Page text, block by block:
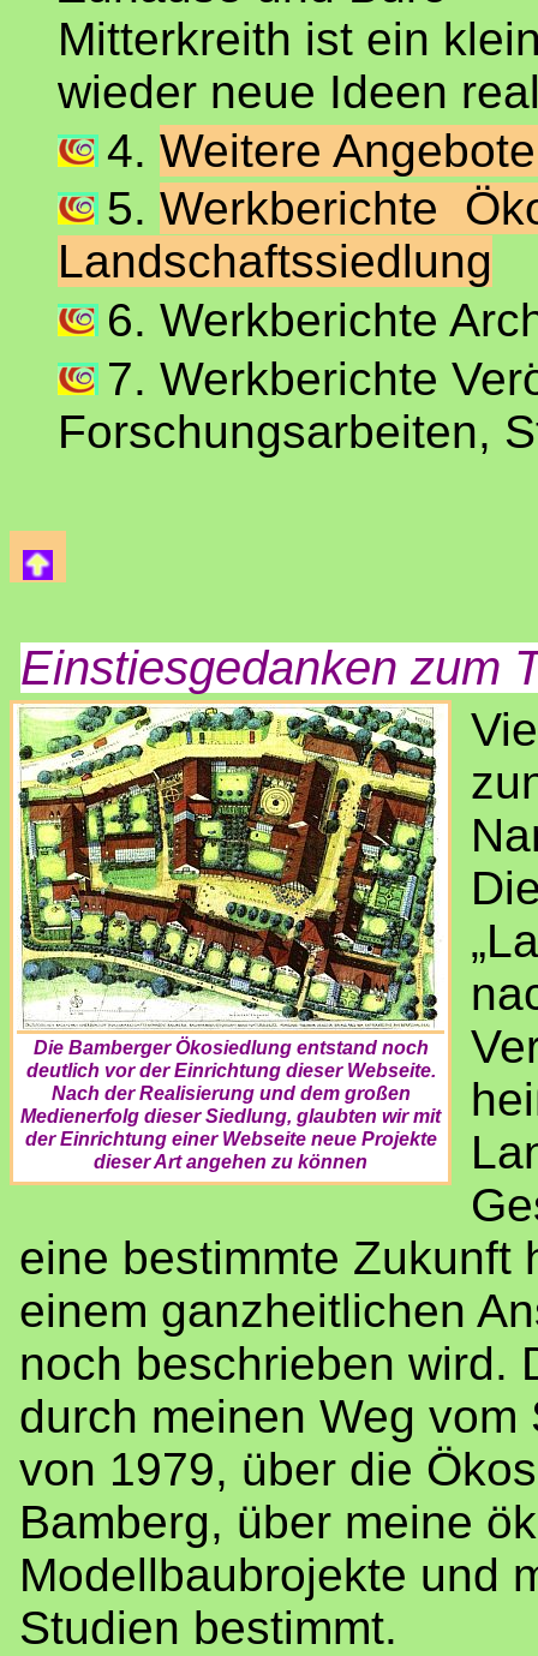
Mitterkreith ist ein
wieder neue Ideen
4. Weitere
5. Werkberichte
Landschaftssiedlung
6. Werkberichte
7. Werkberichte
Forschungsarbeiten,
Einstiesgedanken zum
Die Bamberger Ökosiedlung entstand noch
deutlich vor der Einrichtung dieser Webseite.
Nach der Realisierung und dem großen
Medienerfolg dieser Siedlung, glaubten wir mit
der Einrichtung einer Webseite neue Projekte
dieser Art angehen zu können
eine bestimmte Zukunft
einem ganzheitlichen
noch beschrieben wird.
durch meinen Weg
von 1979, über die
Bamberg, über meine
Modellbaubrojekte und
Studien bestimmt.